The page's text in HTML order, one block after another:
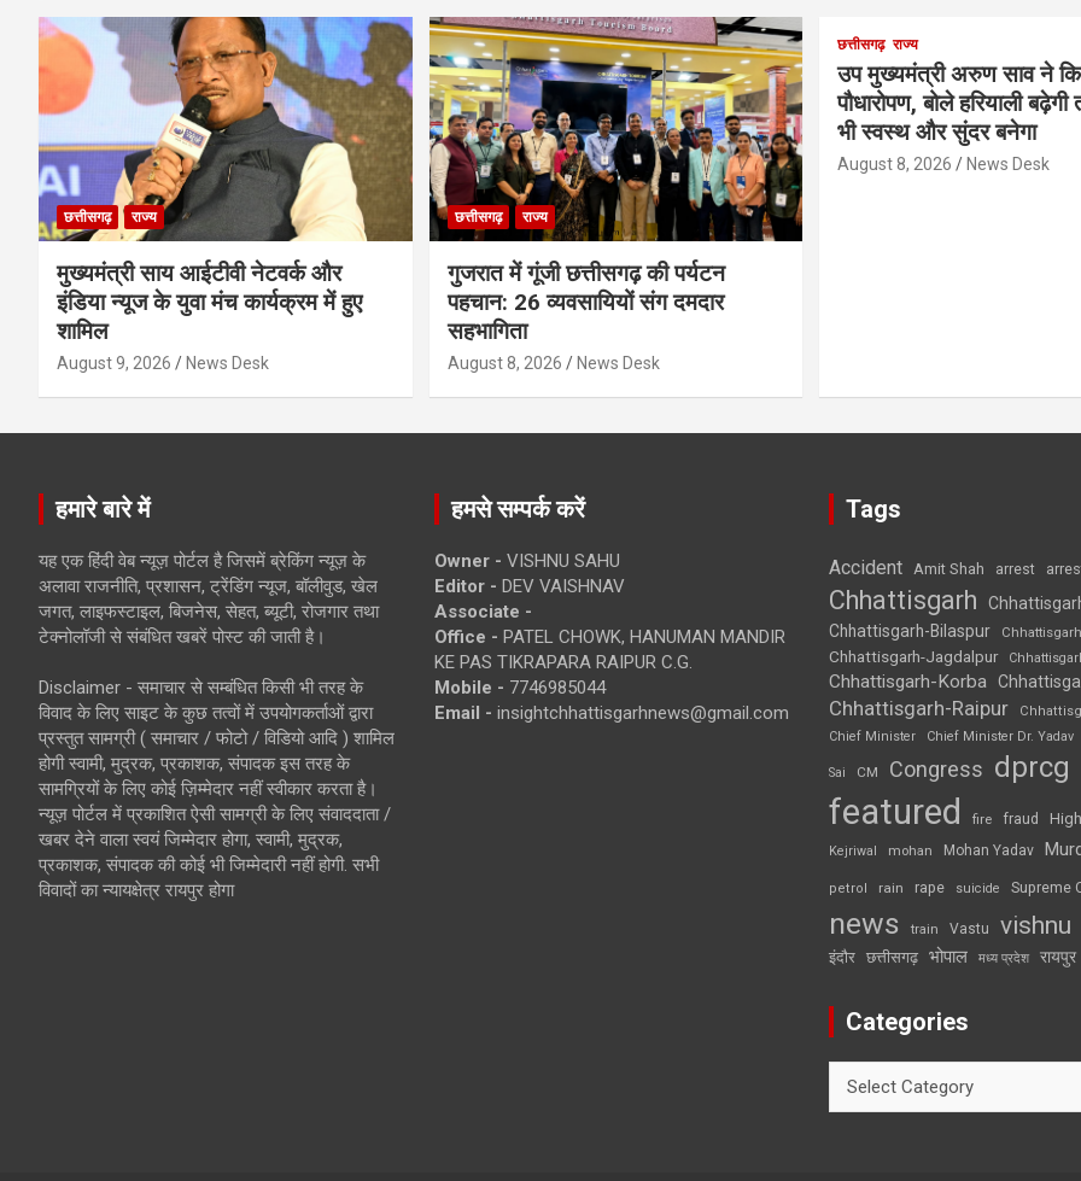
छत्तीसगढ़ राज्य
मुख्यमंत्री साय आईटीवी नेटवर्क और
इंडिया न्यूज के युवा मंच कार्यक्रम में हुए
शामिल
August 9, 2026 News Desk
छत्तीसगढ़ राज्य
गुजरात में गूंजी छत्तीसगढ़ की पर्यटन
पहचान: 26 व्यवसायियों संग दमदार
सहभागिता
August 8, 2026 News Desk
छत्तीसगढ़ राज्य
उप मुख्यमंत्री अरुण साव ने
पौधारोपण, बोले हरियाली बढ़ेगी
भी स्वस्थ और सुंदर बनेगा
August 8, 2026 News Desk
हमारे बारे में
यह एक हिंदी वेब न्यूज़ पोर्टल है जिसमें ब्रेकिंग न्यूज़ के
अलावा राजनीति, प्रशासन, ट्रेंडिंग न्यूज, बॉलीवुड, खेल
जगत, लाइफस्टाइल, बिजनेस, सेहत, ब्यूटी, रोजगार तथा
टेक्नोलॉजी से संबंधित खबरें पोस्ट की जाती है।
Disclaimer - समाचार से सम्बंधित किसी भी तरह के
विवाद के लिए साइट के कुछ तत्वों में उपयोगकर्ताओं द्वारा
प्रस्तुत सामग्री ( समाचार / फोटो / विडियो आदि ) शामिल
होगी स्वामी, मुद्रक, प्रकाशक, संपादक इस तरह के
सामग्रियों के लिए कोई ज़िम्मेदार नहीं स्वीकार करता है।
न्यूज़ पोर्टल में प्रकाशित ऐसी सामग्री के लिए संवाददाता /
खबर देने वाला स्वयं जिम्मेदार होगा, स्वामी, मुद्रक,
प्रकाशक, संपादक की कोई भी जिम्मेदारी नहीं होगी. सभी
विवादों का न्यायक्षेत्र रायपुर होगा
हमसे सम्पर्क करें
Owner - VISHNU SAHU
Editor - DEV VAISHNAV
Associate -
Office - PATEL CHOWK, HANUMAN MANDIR
KE PAS TIKRAPARA RAIPUR C.G.
Mobile - 7746985044
Email - insightchhattisgarhnews@gmail.com
Tags
Accident Amit Shah arrest
Chhattisgarh
Chhattisgarh-Bilaspur
Chhattisgarh-Jagdalpur
Chhattisgarh-Korba
Chhattisgarh-Raipur
Chief Minister
Chief Minister Dr. Yadav
Sai CM Congress dprcg
featured fire fraud
Kejriwal mohan Mohan Yadav
petrol rain rape suicide Supreme
news train Vastu vishnu
इंदौर छत्तीसगढ़ भोपाल मध्य प्रदेश रायपुर
Categories